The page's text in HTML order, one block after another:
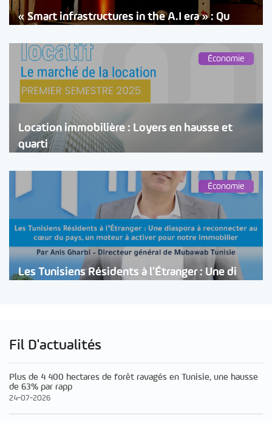
« Smart infrastructures in the A.I era » : Qu
Économie
Location immobilière : Loyers en hausse et
quarti
Économie
Les Tunisiens Résidents à l’Étranger : Une di
Fil D'actualités
Plus de 4 400 hectares de forêt ravagés en Tunisie, une hausse
de 63% par rapp
24-07-2026